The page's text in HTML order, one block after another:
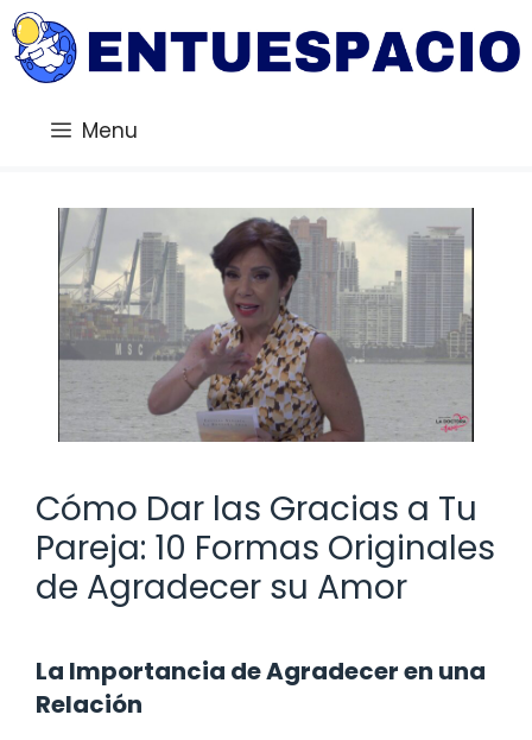
Saltar
al
contenido
Menu
Cómo Dar las Gracias a Tu
Pareja: 10 Formas Originales
de Agradecer su Amor
La Importancia de Agradecer en una
Relación